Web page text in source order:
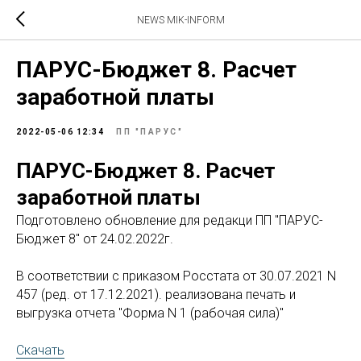
NEWS MIK-INFORM
ПАРУС-Бюджет 8. Расчет
заработной платы
2022-05-06 12:34 ПП "ПАРУС"
ПАРУС-Бюджет 8. Расчет
заработной платы
Подготовлено обновление для редакци ПП "ПАРУС-
Бюджет 8" от 24.02.2022г.
В соответствии с приказом Росстата от 30.07.2021 N
457 (ред. от 17.12.2021). реализована печать и
выгрузка отчета "Форма N 1 (рабочая сила)"
Скачать